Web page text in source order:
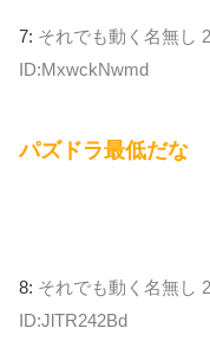
7: それでも動く名無し
ID:MxwckNwmd
パズドラ最低だな
8: それでも動く名無し
ID:JlTR242Bd